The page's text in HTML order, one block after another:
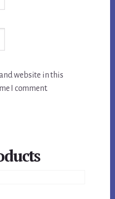
website in this
I comment.